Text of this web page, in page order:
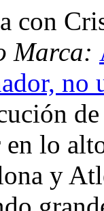
con
Marca:
no
en lo
y